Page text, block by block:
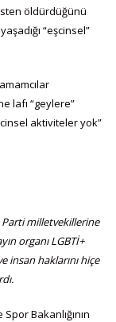
öldürdüğünü
“eşcinsel”
lafı “geylere”
aktiviteler yok”
Parti milletvekillerine
organı LGBTİ+
insan haklarını hiçe
Bakanlığının